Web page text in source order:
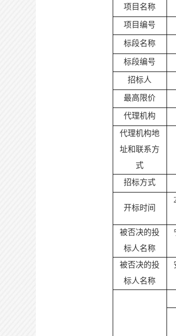
项目名称
项目编号
标段名称
标段编号
招标人
最高限价
代理机构
代理机构地
址和联系方
式
招标方式
开标时间
被否决的投
标人名称
被否决的投
标人名称